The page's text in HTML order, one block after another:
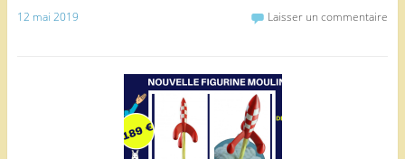
12 mai 2019 Laisser un commentaire